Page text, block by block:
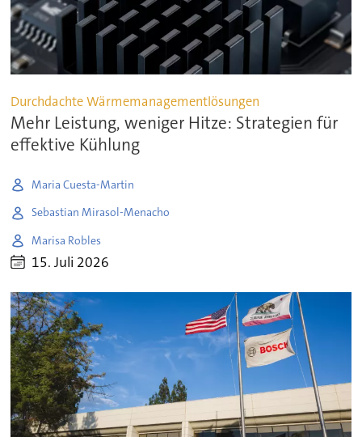
Durchdachte Wärmemanagementlösungen
Mehr Leistung, weniger Hitze: Strategien für
effektive Kühlung
Maria Cuesta-Martin
Sebastian Mirasol-Menacho
Marisa Robles
15. Juli 2026